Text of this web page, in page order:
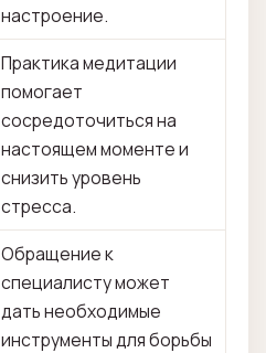
настроение.
Практика медитации
помогает
сосредоточиться на
настоящем моменте и
снизить уровень
стресса.
Обращение к
специалисту может
дать необходимые
инструменты для борьбы